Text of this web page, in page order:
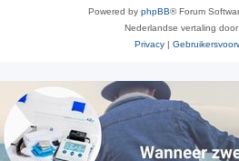
Powered by phpBB® Forum
Nederlandse vertaling door
Privacy |